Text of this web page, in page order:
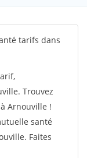
tarifs dans
Trouvez
Arnouville !
santé
Faites